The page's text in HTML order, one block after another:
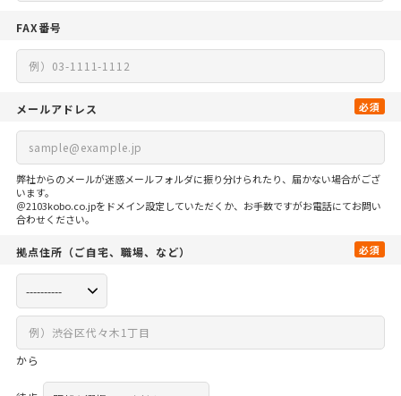
FAX番号
メールアドレス 必須
弊社からのメールが迷惑メールフォルダに振り分けられたり、届かない場合がござ
います。
＠2103kobo.co.jpをドメイン設定していただくか、お手数ですがお電話にてお問い
合わせください。
拠点住所 （ご自宅、 職場、など） 必須
から